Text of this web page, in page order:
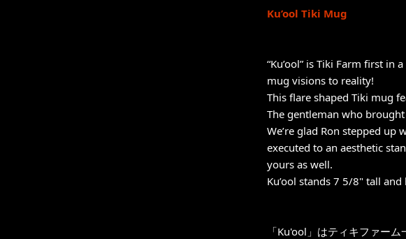
Ku’ool Tiki Mug
“Ku’ool” is Tiki Farm first
mug visions to reality!
This flare shaped Tiki mug
The gentleman who
We’re glad Ron stepped up
executed to an aesthetic
yours as well.
Ku’ool stands 7 5/8" tall
「Ku'ool」はティキファー